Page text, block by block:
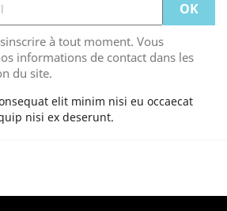
à tout moment. Vous
informations de contact dans les
du site.
elit minim nisi eu occaecat
nisi ex deserunt.